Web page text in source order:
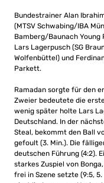
Bundestrainer Alan
(MTSV Schwabing/IBA
Bamberg/Baunach Young
Lars Lagerpusch (SG
Wolfenbüttel) und
Parkett.
Ramadan sorgte für den
Zweier bedeutete die
wenig später holte Lars
Deutschland. In der
Steal, bekommt den Ball
gefoult (3. Min.). Die
deutschen Führung (4:2).
starkes Zuspiel von
frei in Szene setzte (9:5,